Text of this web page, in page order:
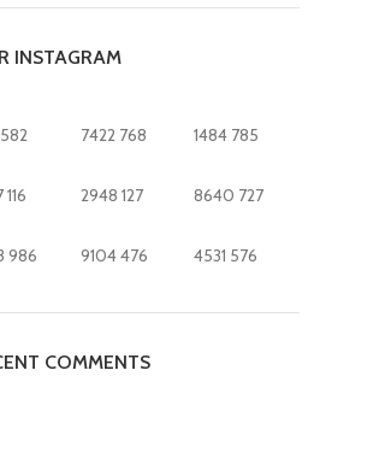
INSTAGRAM
582 7422 768 1484 785
116 2948 127 8640 727
986 9104476 4531 576
COMMENTS